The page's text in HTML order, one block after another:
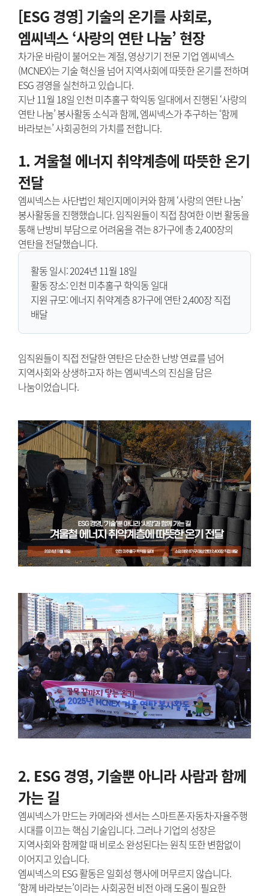
[ESG 경영] 기술의 온기를 사회로,
엠씨넥스 ‘사랑의 연탄 나눔’ 현장
차가운 바람이 불어오는 계절, 영상기기 전문 기업 엠씨넥스
(MCNEX)는 기술 혁신을 넘어 지역사회에 따뜻한 온기를 전하며
ESG 경영을 실천하고 있습니다.
지난 11월 18일 인천 미추홀구 학익동 일대에서 진행된 ‘사랑의
연탄 나눔’ 봉사활동 소식과 함께, 엠씨넥스가 추구하는 ‘함께
바라보는’ 사회공헌의 가치를 전합니다.
1. 겨울철 에너지 취약계층에 따뜻한 온기
전달
엠씨넥스는 사단법인 체인지메이커와 함께 ‘사랑의 연탄 나눔’
봉사활동을 진행했습니다. 임직원들이 직접 참여한 이번 활동을
통해 난방비 부담으로 어려움을 겪는 8가구에 총 2,400장의
연탄을 전달했습니다.
활동 일시: 2024년 11월 18일
활동 장소: 인천 미추홀구 학익동 일대
지원 규모: 에너지 취약계층 8가구에 연탄 2,400장 직접
배달
임직원들이 직접 전달한 연탄은 단순한 난방 연료를 넘어
지역사회와 상생하고자 하는 엠씨넥스의 진심을 담은
나눔이었습니다.
2. ESG 경영, 기술뿐 아니라 사람과 함께
가는 길
엠씨넥스가 만드는 카메라와 센서는 스마트폰·자동차·자율주행
시대를 이끄는 핵심 기술입니다. 그러나 기업의 성장은
지역사회와 함께할 때 비로소 완성된다는 원칙 또한 변함없이
이어지고 있습니다.
엠씨넥스의 ESG 활동은 일회성 행사에 머무르지 않습니다.
‘함께 바라보는’이라는 사회공헌 비전 아래 도움이 필요한